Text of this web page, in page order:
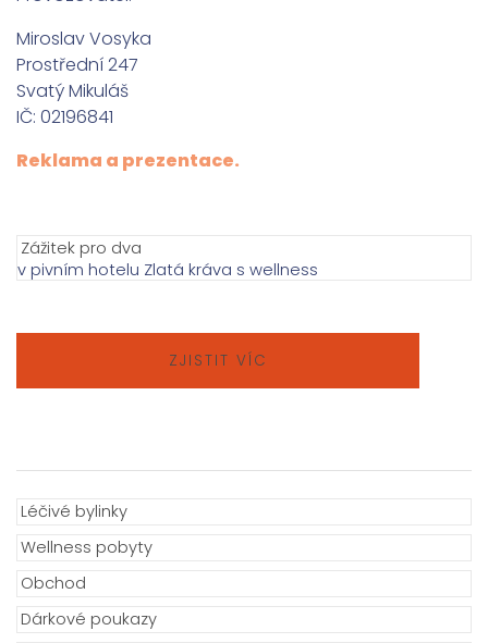
Miroslav Vosyka
Prostřední 247
Svatý Mikuláš
IČ: 02196841
Reklama a prezentace.
Zážitek pro dva
v pivním hotelu Zlatá kráva s wellness
ZJISTIT VÍC
Léčivé bylinky
Wellness pobyty
Obchod
Dárkové poukazy